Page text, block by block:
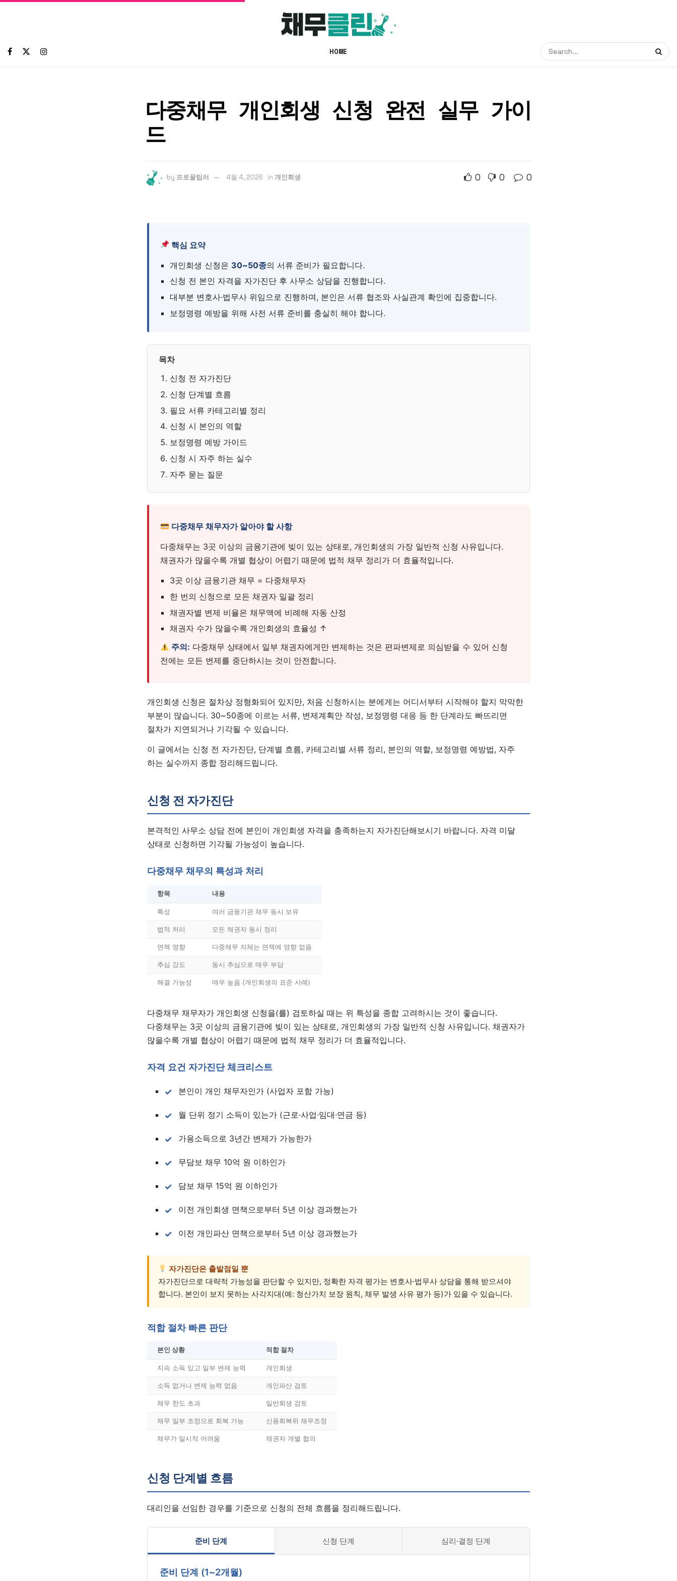
HOME
다중채무 개인회생 신청 완전 실무 가이
드
by 프로꿀팁러 4월 4, 2026 in 개인회생 0 0 0
핵심 요약
개인회생 신청은 30~50종의 서류 준비가 필요합니다.
신청 전 본인 자격을 자가진단 후 사무소 상담을 진행합니다.
대부분 변호사·법무사 위임으로 진행하며, 본인은 서류 협조와 사실관계 확인에 집중합니다.
보정명령 예방을 위해 사전 서류 준비를 충실히 해야 합니다.
목차
신청 전 자가진단
신청 단계별 흐름
필요 서류 카테고리별 정리
신청 시 본인의 역할
보정명령 예방 가이드
신청 시 자주 하는 실수
자주 묻는 질문
다중채무 채무자가 알아야 할 사항
다중채무는 3곳 이상의 금융기관에 빚이 있는 상태로, 개인회생의 가장 일반적 신청 사유입니다.
채권자가 많을수록 개별 협상이 어렵기 때문에 법적 채무 정리가 더 효율적입니다.
3곳 이상 금융기관 채무 = 다중채무자
한 번의 신청으로 모든 채권자 일괄 정리
채권자별 변제 비율은 채무액에 비례해 자동 산정
채권자 수가 많을수록 개인회생의 효율성 ↑
주의: 다중채무 상태에서 일부 채권자에게만 변제하는 것은 편파변제로 의심받을 수 있어 신청
전에는 모든 변제를 중단하시는 것이 안전합니다.
개인회생 신청은 절차상 정형화되어 있지만, 처음 신청하시는 분에게는 어디서부터 시작해야 할지 막막한
부분이 많습니다. 30~50종에 이르는 서류, 변제계획안 작성, 보정명령 대응 등 한 단계라도 빠뜨리면
절차가 지연되거나 기각될 수 있습니다.
이 글에서는 신청 전 자가진단, 단계별 흐름, 카테고리별 서류 정리, 본인의 역할, 보정명령 예방법, 자주
하는 실수까지 종합 정리해드립니다.
신청 전 자가진단
본격적인 사무소 상담 전에 본인이 개인회생 자격을 충족하는지 자가진단해보시기 바랍니다. 자격 미달
상태로 신청하면 기각될 가능성이 높습니다.
다중채무 채무의 특성과 처리
항목 내용
특성 여러 금융기관 채무 동시 보유
법적 처리 모든 채권자 동시 정리
면책 영향 다중채무 자체는 면책에 영향 없음
추심 강도 동시 추심으로 매우 부담
해결 가능성 매우 높음 (개인회생의 표준 사례)
다중채무 채무자가 개인회생 신청을(를) 검토하실 때는 위 특성을 종합 고려하시는 것이 좋습니다.
다중채무는 3곳 이상의 금융기관에 빚이 있는 상태로, 개인회생의 가장 일반적 신청 사유입니다. 채권자가
많을수록 개별 협상이 어렵기 때문에 법적 채무 정리가 더 효율적입니다.
자격 요건 자가진단 체크리스트
본인이 개인 채무자인가 (사업자 포함 가능)
월 단위 정기 소득이 있는가 (근로·사업·임대·연금 등)
가용소득으로 3년간 변제가 가능한가
무담보 채무 10억 원 이하인가
담보 채무 15억 원 이하인가
이전 개인회생 면책으로부터 5년 이상 경과했는가
이전 개인파산 면책으로부터 5년 이상 경과했는가
자가진단은 출발점일 뿐
자가진단으로 대략적 가능성을 판단할 수 있지만, 정확한 자격 평가는 변호사·법무사 상담을 통해 받으셔야
합니다. 본인이 보지 못하는 사각지대(예: 청산가치 보장 원칙, 채무 발생 사유 평가 등)가 있을 수 있습니다.
적합 절차 빠른 판단
본인 상황 적합 절차
지속 소득 있고 일부 변제 능력 개인회생
소득 없거나 변제 능력 없음 개인파산 검토
채무 한도 초과 일반회생 검토
채무 일부 조정으로 회복 가능 신용회복위 채무조정
채무가 일시적 어려움 채권자 개별 협의
신청 단계별 흐름
대리인을 선임한 경우를 기준으로 신청의 전체 흐름을 정리해드립니다.
준비 단계 신청 단계 심리·결정 단계
준비 단계 (1~2개월)
1:1 상담 신청
법무법인 서앤율 · 광고책임변호사 구제준